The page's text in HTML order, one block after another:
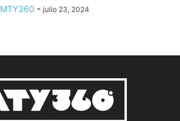
MTY360 - julio 23, 2024